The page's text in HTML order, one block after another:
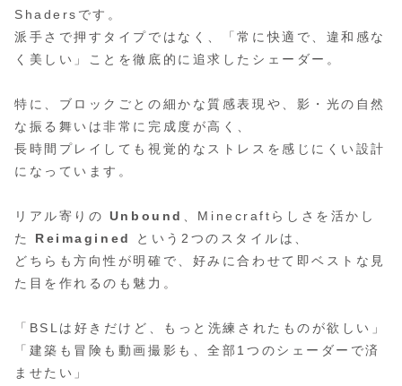
Shadersです。
派手さで押すタイプではなく、「常に快適で、違和感な
く美しい」ことを徹底的に追求したシェーダー。
特に、ブロックごとの細かな質感表現や、影・光の自然
な振る舞いは非常に完成度が高く、
長時間プレイしても視覚的なストレスを感じにくい設計
になっています。
リアル寄りの Unbound
、Minecraftらしさを活かし
た Reimagined
という2つのスタイルは、
どちらも方向性が明確で、好みに合わせて即ベストな見
た目を作れるのも魅力。
「BSLは好きだけど、もっと洗練されたものが欲しい」
「建築も冒険も動画撮影も、全部1つのシェーダーで済
ませたい」